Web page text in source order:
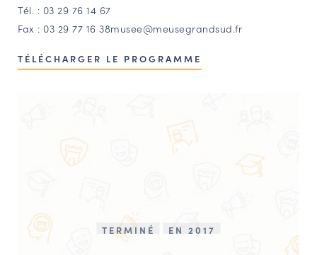
Tél. : 03 29 76 14 67
Fax : 03 29 77 16 38musee@meusegrandsud.fr
TÉLÉCHARGER LE PROGRAMME
TERMINÉ EN 2017